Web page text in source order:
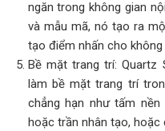
ngăn trong không gian
và mẫu mã, nó tạo ra
tạo điểm nhấn cho
Bề mặt trang trí:
làm bề mặt trang trí
chẳng hạn như tấm
hoặc trần nhân tạo, hoặc